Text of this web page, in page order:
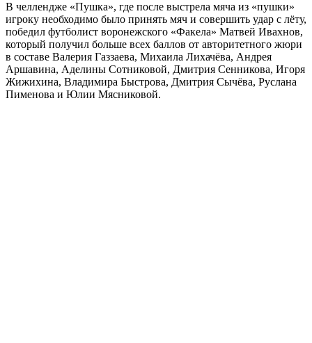
В челлендже «Пушка», где после выстрела мяча из «пушки»
игроку необходимо было принять мяч и совершить удар с лёту,
победил футболист воронежского «Факела» Матвей Ивахнов,
который получил больше всех баллов от авторитетного жюри
в составе Валерия Газзаева, Михаила Лихачёва, Андрея
Аршавина, Аделины Сотниковой, Дмитрия Сенникова, Игоря
Жижихина, Владимира Быстрова, Дмитрия Сычёва, Руслана
Пименова и Юлии Мясниковой.